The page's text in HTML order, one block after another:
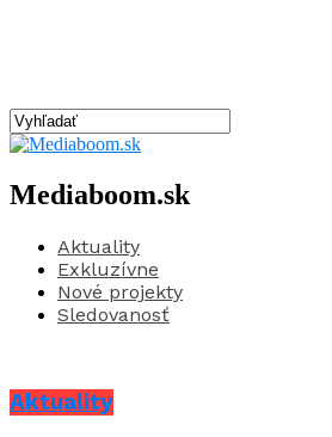
Mediaboom.sk
Aktuality
Exkluzívne
Nové projekty
Sledovanosť
Aktuality